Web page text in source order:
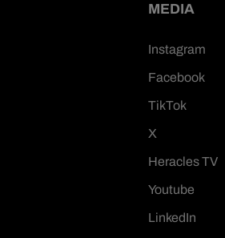
MEDIA
Instagram
Facebook
TikTok
X
Heracles TV
Youtube
LinkedIn